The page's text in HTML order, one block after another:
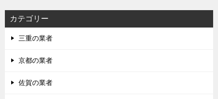
シ
ョ
カテゴリー
三重の業者
京都の業者
佐賀の業者